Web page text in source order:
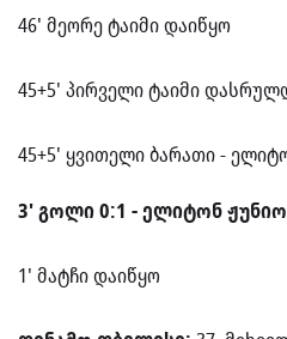
46' მეორე ტაიმი დაიწყო
45+5' პირველი ტაიმი
45+5' ყვითელი ბარათი -
3' გოლი 0:1 - ელიტონ
1' მატჩი დაიწყო